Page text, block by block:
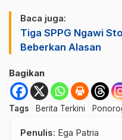
Baca juga:
Tiga SPPG Ngawi
Beberkan Alasan
Bagikan
Tags Berita Terkini
Penulis: Ega Patria